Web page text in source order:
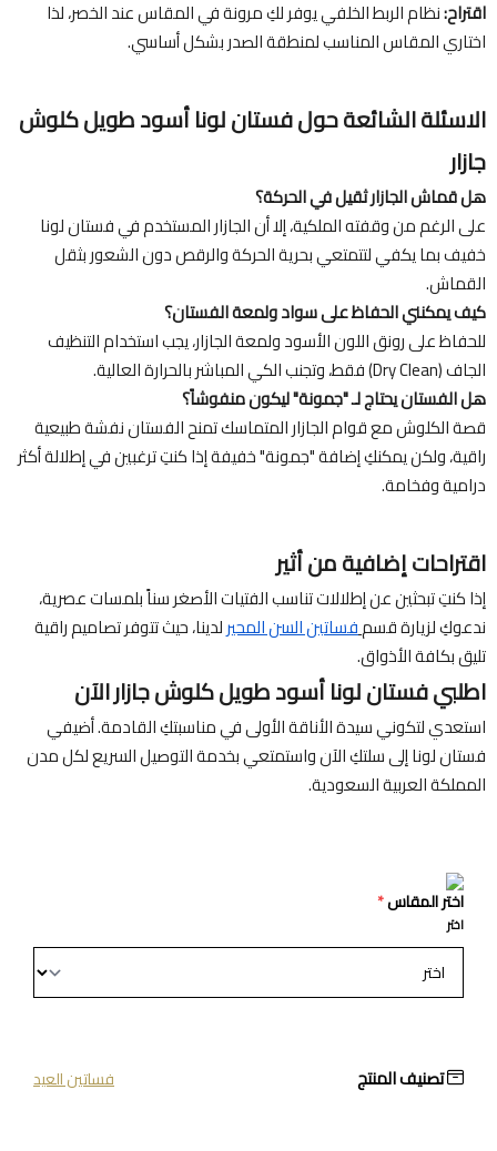
اقتراح:نظام الربط الخلفي يوفر لكِ مرونة في المقاس عند الخصر، لذا
اختاري المقاس المناسب لمنطقة الصدر بشكل أساسي.
الاسئلة الشائعة حول فستان لونا أسود طويل كلوش
جازار
هل قماش الجازار ثقيل في الحركة؟
على الرغم من وقفته الملكية، إلا أن الجازار المستخدم في فستان لونا
خفيف بما يكفي لتتمتعي بحرية الحركة والرقص دون الشعور بثقل
القماش.
كيف يمكنني الحفاظ على سواد ولمعة الفستان؟
للحفاظ على رونق اللون الأسود ولمعة الجازار، يجب استخدام التنظيف
الجاف (Dry Clean) فقط، وتجنب الكي المباشر بالحرارة العالية.
هل الفستان يحتاج لـ "جمونة" ليكون منفوشاً؟
قصة الكلوش مع قوام الجازار المتماسك تمنح الفستان نفشة طبيعية
راقية، ولكن يمكنكِ إضافة "جمونة" خفيفة إذا كنتِ ترغبين في إطلالة أكثر
درامية وفخامة.
اقتراحات إضافية من أثير
إذا كنتِ تبحثين عن إطلالات تناسب الفتيات الأصغر سناً بلمسات عصرية،
ندعوكِ لزيارة قسمفساتين السن المحيرلدينا، حيث تتوفر تصاميم راقية
تليق بكافة الأذواق.
اطلبي فستان لونا أسود طويل كلوش جازار الآن
استعدي لتكوني سيدة الأناقة الأولى في مناسبتكِ القادمة. أضيفي
فستان لونا إلى سلتكِ الآن واستمتعي بخدمة التوصيل السريع لكل مدن
المملكة العربية السعودية.
اختر المقاس*
اختر
تصنيف المنتج فساتين العيد